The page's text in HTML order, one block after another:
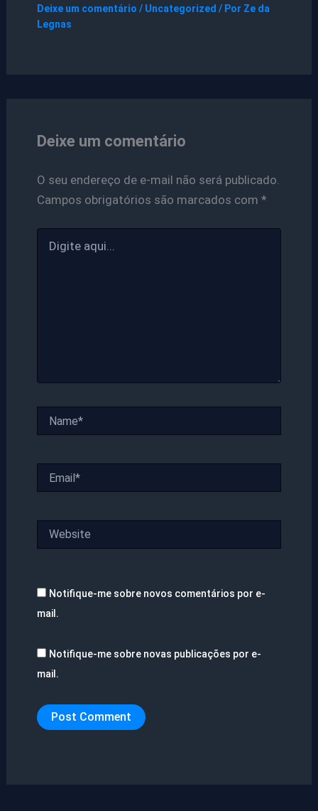
Deixe um comentário / Uncategorized / Por Ze da
Legnas
Deixe um comentário
O seu endereço de e-mail não será publicado.
Campos obrigatórios são marcados com *
aqui...
Notifique-me sobre novos comentários por e-
mail.
Notifique-me sobre novas publicações por e-
mail.